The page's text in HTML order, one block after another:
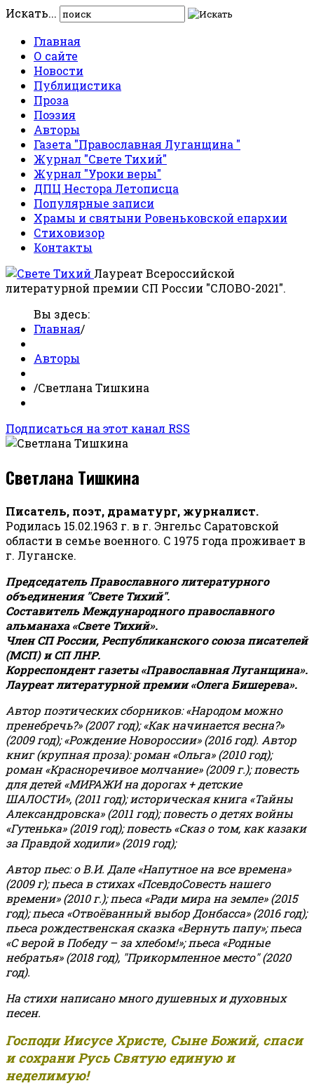
Искать...
Главная
О сайте
Новости
Публицистика
Проза
Поэзия
Авторы
Газета "Православная Луганщина "
Журнал "Свете Тихий"
Журнал "Уроки веры"
ДПЦ Нестора Летописца
Популярные записи
Храмы и святыни Ровеньковской епархии
Стиховизор
Контакты
Лауреат Всероссийской
литературной премии СП России "СЛОВО-2021".
Вы здесь:
Главная/
Авторы
/Светлана Тишкина
Подписаться на этот канал RSS
Светлана Тишкина
Писатель, поэт, драматург, журналист.
Родилась 15.02.1963 г. в г. Энгельс Саратовской
области в семье военного. С 1975 года проживает в
г. Луганске.
Председатель Православного литературного
объединения "Свете Тихий".
Составитель Международного православного
альманаха «Свете Тихий».
Член СП России, Республиканского союза писателей
(МСП) и СП ЛНР.
Корреспондент газеты «Православная Луганщина».
Лауреат литературной премии «Олега Бишерева».
Автор поэтических сборников: «Народом можно
пренебречь?» (2007 год); «Как начинается весна?»
(2009 год); «Рождение Новороссии» (2016 год). Автор
книг (крупная проза): роман «Ольга» (2010 год);
роман «Красноречивое молчание» (2009 г.); повесть
для детей «МИРАЖИ на дорогах + детские
ШАЛОСТИ», (2011 год); историческая книга «Тайны
Александровска» (2011 год); повесть о детях войны
«Гутенька» (2019 год); повесть «Сказ о том, как казаки
за Правдой ходили» (2019 год);
Автор пьес: о В.И. Дале «Напутное на все времена»
(2009 г); пьеса в стихах «ПсевдоСовесть нашего
времени» (2010 г.); пьеса «Ради мира на земле» (2015
год); пьеса «Отвоёванный выбор Донбасса» (2016 год);
пьеса рождественская сказка «Вернуть папу»; пьеса
«С верой в Победу – за хлебом!»;пьеса «Родные
небратья» (2018 год), "Прикормленное место" (2020
год).
На стихи написано много душевных и духовных
песен.
Господи Иисусе Христе, Сыне Божий, спаси
и сохрани Русь Святую единую и
неделимую!